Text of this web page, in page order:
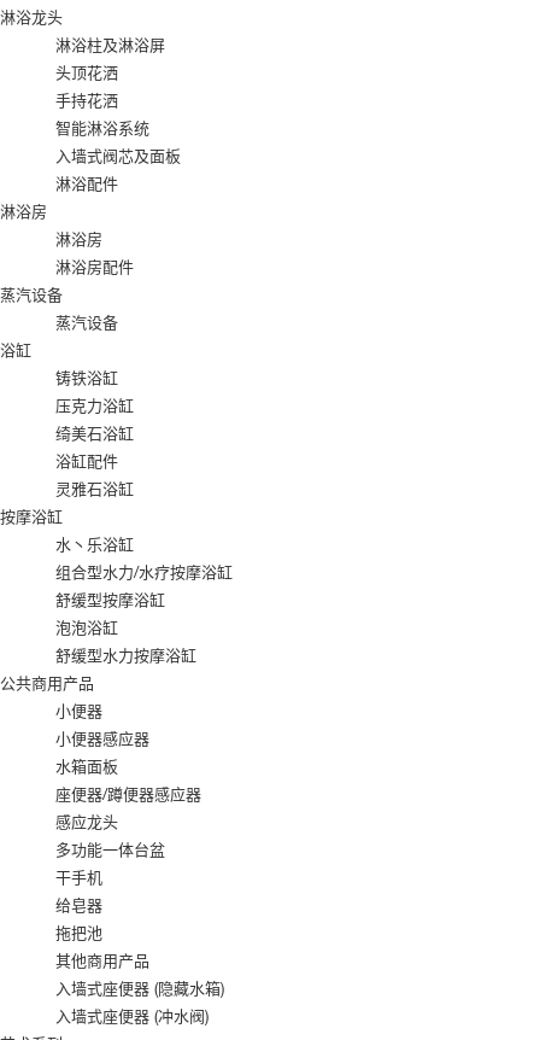
淋浴龙头
淋浴柱及淋浴屏
头顶花洒
手持花洒
智能淋浴系统
入墙式阀芯及面板
淋浴配件
淋浴房
淋浴房
淋浴房配件
蒸汽设备
蒸汽设备
浴缸
铸铁浴缸
压克力浴缸
绮美石浴缸
浴缸配件
灵雅石浴缸
按摩浴缸
水丶乐浴缸
组合型水力/水疗按摩浴缸
舒缓型按摩浴缸
泡泡浴缸
舒缓型水力按摩浴缸
公共商用产品
小便器
小便器感应器
水箱面板
座便器/蹲便器感应器
感应龙头
多功能一体台盆
干手机
给皂器
拖把池
其他商用产品
入墙式座便器 (隐藏水箱)
入墙式座便器 (冲水阀)